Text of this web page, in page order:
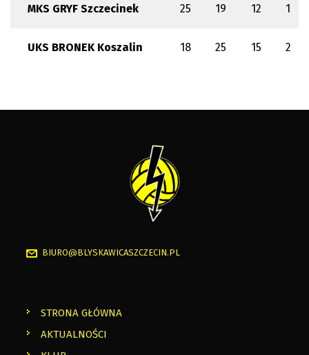
MKS GRYF Szczecinek 25 19 12 1
UKS BRONEK Koszalin 18 25 15 2
BIURO@BLYSKAWICASZCZECIN.PL
STRONA GŁÓWNA
AKTUALNOŚCI